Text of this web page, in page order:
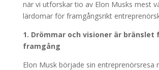
när vi utforskar tio av Elon Musks mest
lärdomar för framgångsrikt
1. Drömmar och visioner är bränslet
framgång
Elon Musk började sin entreprenörsresa